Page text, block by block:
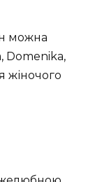
можна
Domenika,
жіночого